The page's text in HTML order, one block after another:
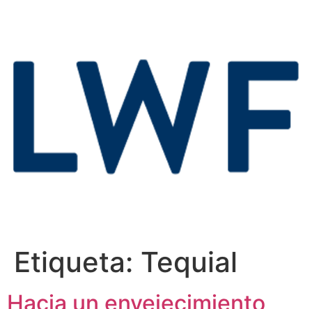
Etiqueta: Tequial
Hacia un envejecimiento